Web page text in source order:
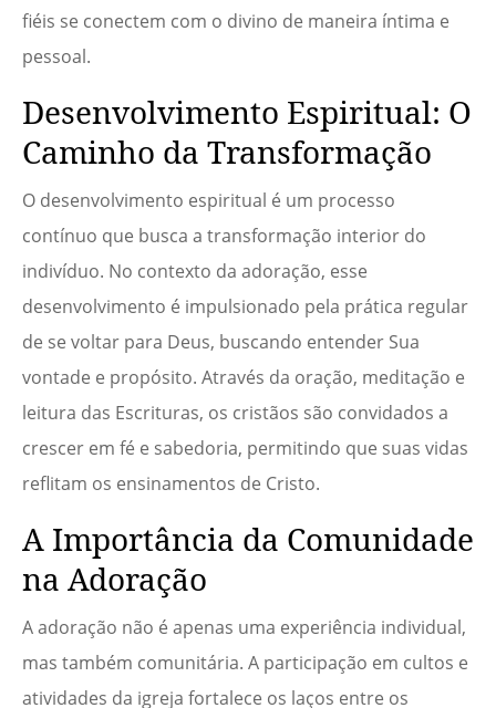
fiéis se conectem com o divino de maneira íntima e
pessoal.
Desenvolvimento Espiritual: O
Caminho da Transformação
O desenvolvimento espiritual é um processo
contínuo que busca a transformação interior do
indivíduo. No contexto da adoração, esse
desenvolvimento é impulsionado pela prática regular
de se voltar para Deus, buscando entender Sua
vontade e propósito. Através da oração, meditação e
leitura das Escrituras, os cristãos são convidados a
crescer em fé e sabedoria, permitindo que suas vidas
reflitam os ensinamentos de Cristo.
A Importância da Comunidade
na Adoração
A adoração não é apenas uma experiência individual,
mas também comunitária. A participação em cultos e
atividades da igreja fortalece os laços entre os